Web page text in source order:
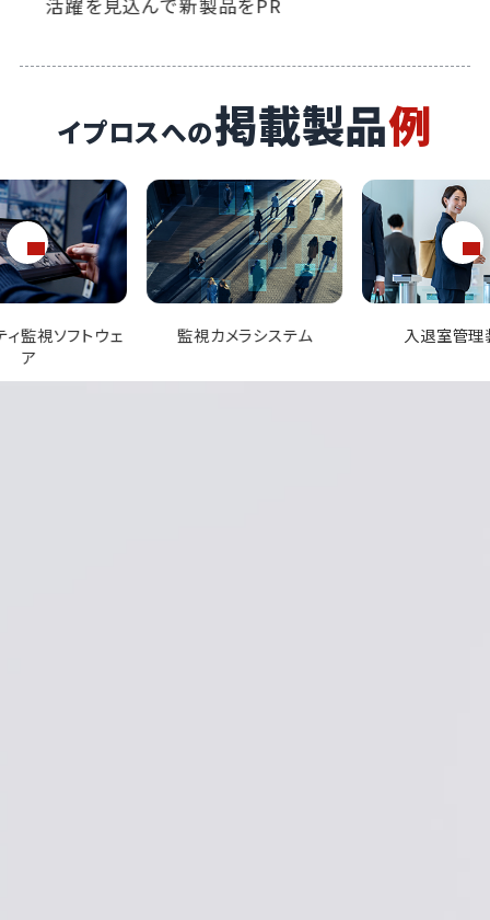
イプロスへの掲載製品例
メラシステム 入退室管理装置 指紋・顔認証